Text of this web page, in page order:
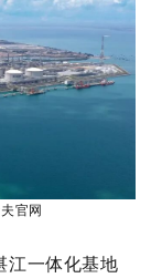
官网
江一体化基地